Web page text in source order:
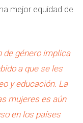
mejor equidad de
de género implica
a que se les
y educación. La
mujeres es aún
en los países